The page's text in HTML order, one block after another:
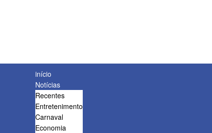
início
Notícias
Recentes
Entretenimento
Carnaval
Economia